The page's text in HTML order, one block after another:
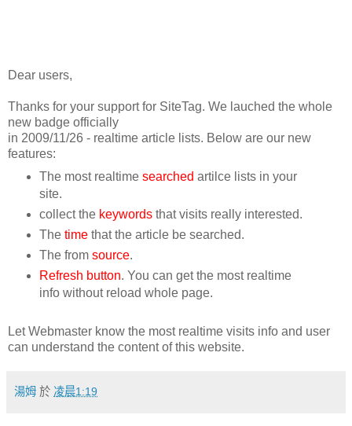
Dear users,
Thanks for your support for SiteTag. We lauched the whole
new badge officially
in 2009/11/26 - realtime article lists. Below are our new
features:
The most realtime searched artilce lists in your
site.
collect the keywordsthat visits really interested.
The timethat the article be searched.
The from source.
Refresh button. You can get the most realtime
info without reload whole page.
Let Webmaster know the most realtime visits info and user
can understand the content of this website.
湯姆 於 凌晨1:19